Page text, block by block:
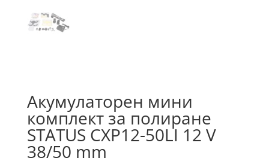
Акумулаторен мини
комплект за полиране
STATUS CXP12-50LI 12 V
38/50 mm